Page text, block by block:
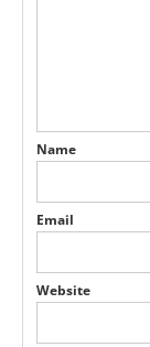
Name
Email
Website